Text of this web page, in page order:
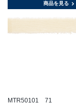
商品を見る
MTR50101 71